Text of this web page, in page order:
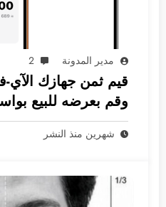
مدير المدونة 2
قيم ثمن جهازك
وقم بعرضه للبيع
جرام
شهرين منذ النشر